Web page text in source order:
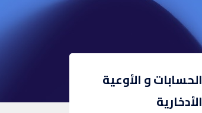
الحسابات و الأوعية
الأدخارية